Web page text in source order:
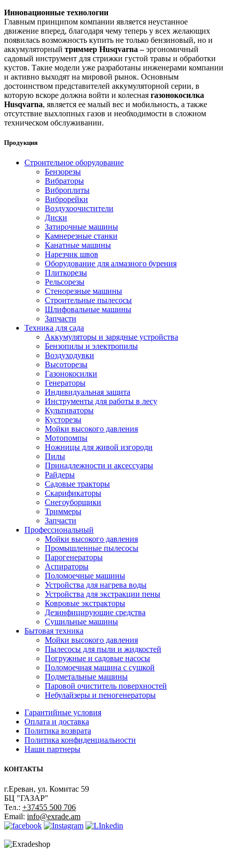
Инновационные технологии
Главным принципом компании является неустанное
движение вперед, благодаря чему теперь у всех желающих
появилась возможность купить не только бензиновый, но и
аккумуляторный триммер Husqvarna –эргономичный
садовый инструмент для стрижки густой травы и обработки
кустов. Такие модели уже разработаны инженерами компании
и активно выходят на мировой рынок. Основным
достоинством представителей аккумуляторной серии, в
которую вскоре должна войти и колесная газонокосилка
Husqvarna, является ее малый вес и мобильность, а также
отсутствие выхлопных газов и необходимости в сложном
техническом обслуживании.
Продукция
Строительное оборудование
Бензорезы
Вибраторы
Виброплиты
Виброрейки
Воздухоочистители
Диски
Затирочные машины
Камнерезные станки
Канатные машины
Нарезчик швов
Оборудование для алмазного бурения
Плиткорезы
Рельсорезы
Стенорезные машины
Строительные пылесосы
Шлифовальные машины
Запчасти
Техника для сада
Аккумуляторы и зарядные устройства
Бензопилы и электропилы
Воздуходувки
Высоторезы
Газонокосилки
Генераторы
Индивидуальная защита
Инструменты для работы в лесу
Культиваторы
Кусторезы
Мойки высокого давления
Мотопомпы
Ножницы для живой изгороди
Пилы
Принадлежности и аксессуары
Райдеры
Садовые тракторы
Скарификаторы
Снегоуборщики
Триммеры
Запчасти
Профессиональный
Мойки высокого давления
Промышленные пылесосы
Парогенераторы
Аспираторы
Поломоечные машины
Устройства для нагрева воды
Устройства для экстракции пены
Ковровые экстракторы
Дезинфицирующие средства
Сушильные машины
Бытовая техника
Мойки высокого давления
Пылесосы для пыли и жидкостей
Погружные и садовые насосы
Поломоечная машина с сушкой
Подметальные машины
Паровой очиститель поверхностей
Небулайзеры и пеногенераторы
Гарантийные условия
Оплата и доставка
Политика возврата
Политика конфиденциальности
Наши партнеры
КОНТАКТЫ
г.Ереван, ул. Комитас 59
БЦ "ГАЗАР"
Тел.: +37455 500 706
Email: info@exrade.am